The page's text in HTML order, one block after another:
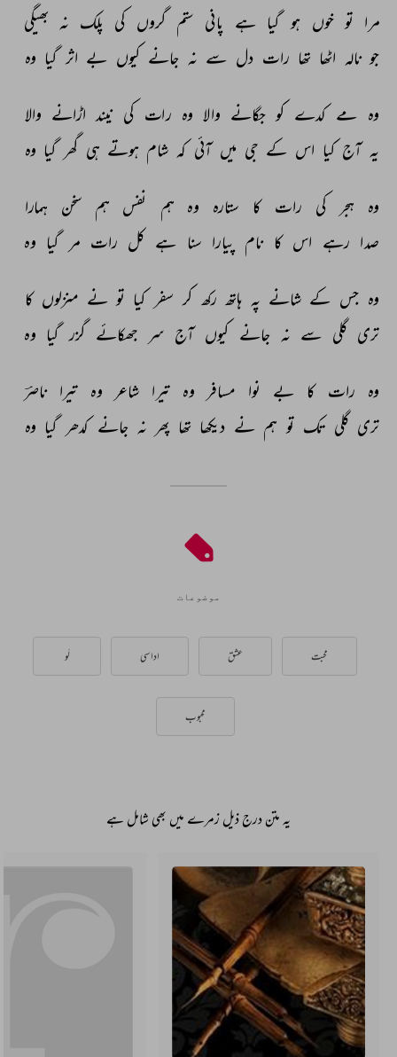
مرا تو خوں ہو گیا ہے پانی ستم گروں کی پلک نہ بھیگی
جو نالہ اٹھا تھا رات دل سے نہ جانے کیوں بے اثر گیا وہ
وہ مے کدے کو جگانے والا وہ رات کی نیند اڑانے والا
یہ آج کیا اس کے جی میں آئی کہ شام ہوتے ہی گھر گیا وہ
وہ ہجر کی رات کا ستارہ وہ ہم نفس ہم سخن
ہمارا
صدا رہے اس کا نام پیارا سنا ہے کل رات مر گیا وہ
وہ جس کے شانے پہ ہاتھ رکھ کر سفر کیا تو نے منزلوں کا
تری گلی سے نہ جانے کیوں آج سر جھکائے گزر گیا وہ
وہ رات کا بے نوا مسافر وہ تیرا شاعر وہ تیرا ناصرؔ
تری گلی تک تو ہم نے دیکھا تھا پھر نہ جانے کدھر گیا وہ
موضوعات
محبت عشق اداسی لَو
محبوب
یہ متن درج ذیل زمرے میں بھی شامل ہے